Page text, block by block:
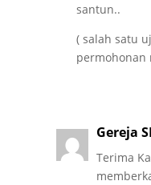
santun..
( salah satu
permohonan
Gereja
Terima